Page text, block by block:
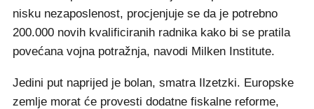
nisku nezaposlenost, procjenjuje se da je potrebno
200.000 novih kvalificiranih radnika kako bi se pratila
povećana vojna potražnja, navodi Milken Institute.
Jedini put naprijed je bolan, smatra Ilzetzki. Europske
zemlje morat će provesti dodatne fiskalne reforme,